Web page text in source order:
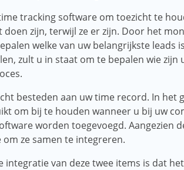
tracking software om toezicht te
doen zijn, terwijl ze er zijn. Door het
welke van uw belangrijkste leads
zult u in staat om te bepalen wie zijn
besteden aan uw time record. In het
om bij te houden wanneer u bij uw
worden toegevoegd. Aangezien
ze samen te integreren.
integratie van deze twee items is dat